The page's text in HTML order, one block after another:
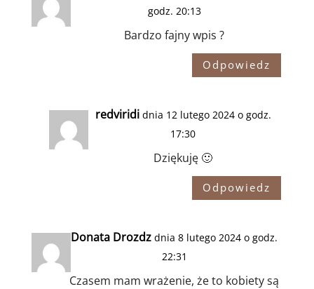
godz. 20:13
Bardzo fajny wpis ?
Odpowiedz
redviridi dnia 12 lutego 2024 o godz.
17:30
Dziękuję 🙂
Odpowiedz
Donata Drozdz dnia 8 lutego 2024 o godz.
22:31
Czasem mam wrażenie, że to kobiety są